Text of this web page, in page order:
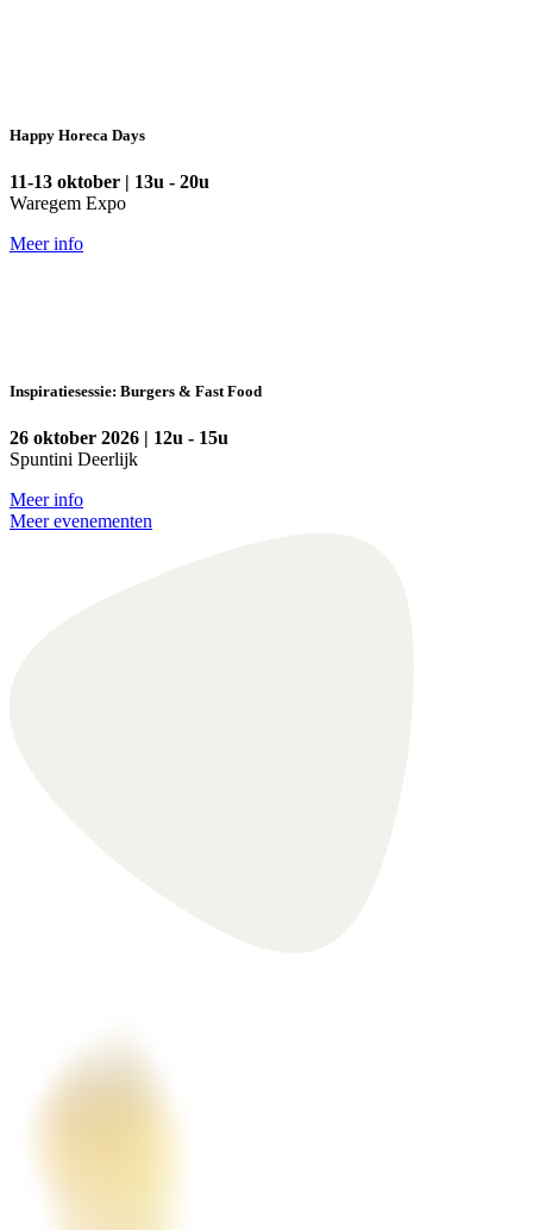
Happy Horeca Days
11-13 oktober | 13u - 20u
Waregem Expo
Meer info
Inspiratiesessie: Burgers & Fast Food
26 oktober 2026 | 12u - 15u
Spuntini Deerlijk
Meer info
Meer evenementen